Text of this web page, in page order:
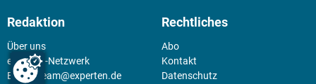
Redaktion
Über uns
experten-Netzwerk
E-Mail:
team@experten.de
Rechtliches
Abo
Kontakt
Datenschutz